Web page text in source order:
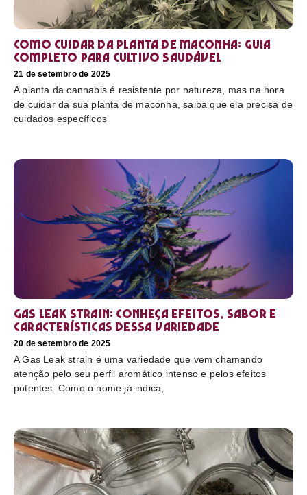
Como cuidar da planta de maconha: guia
completo para cultivo saudável
21 de setembro de 2025
A planta da cannabis é resistente por natureza, mas na hora
de cuidar da sua planta de maconha, saiba que ela precisa de
cuidados específicos
Gas Leak strain: conheça efeitos, sabor e
características dessa variedade
20 de setembro de 2025
A Gas Leak strain é uma variedade que vem chamando
atenção pelo seu perfil aromático intenso e pelos efeitos
potentes. Como o nome já indica,